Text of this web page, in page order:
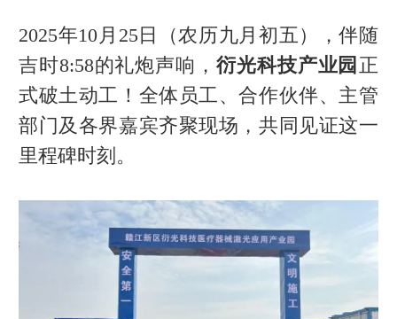
2025年10月25日（农历九月初五），伴随
吉时8:58的礼炮声响，‌ 衍光科技产业园 ‌正
式破土动工！全体员工、合作伙伴、主管
部门及各界嘉宾齐聚现场，共同见证这一
里程碑时刻。